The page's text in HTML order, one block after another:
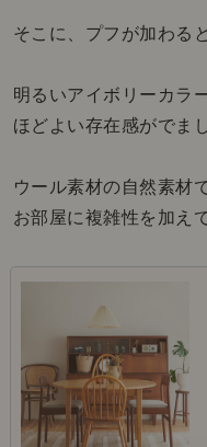
そこに、プフが加わる
明るいアイボリーカラ
ほどよい存在感がでま
ウール素材の自然素材
お部屋に複雑性を加え